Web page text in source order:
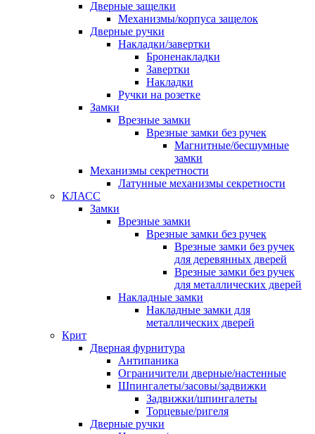
Дверные защелки
Механизмы/корпуса защелок
Дверные ручки
Накладки/завертки
Броненакладки
Завертки
Накладки
Ручки на розетке
Замки
Врезные замки
Врезные замки без ручек
Магнитные/бесшумные
замки
Механизмы секретности
Латунные механизмы секретности
КЛАСС
Замки
Врезные замки
Врезные замки без ручек
Врезные замки без ручек
для деревянных дверей
Врезные замки без ручек
для металлических дверей
Накладные замки
Накладные замки для
металлических дверей
Крит
Дверная фурнитура
Антипаника
Ограничители дверные/настенные
Шпингалеты/засовы/задвижки
Задвижки/шпингалеты
Торцевые/ригеля
Дверные ручки